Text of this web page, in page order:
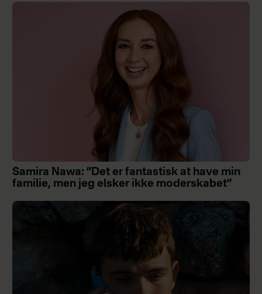
Samira Nawa: ”Det er fantastisk at have min
familie, men jeg elsker ikke moderskabet”